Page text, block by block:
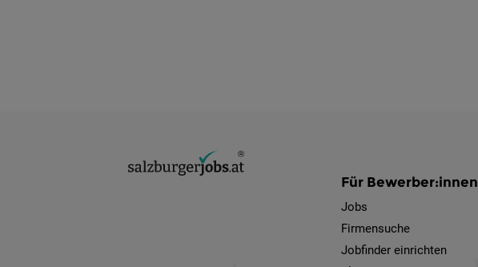
Für Bewerber:innen
Jobs
Firmensuche
Jobfinder einrichten